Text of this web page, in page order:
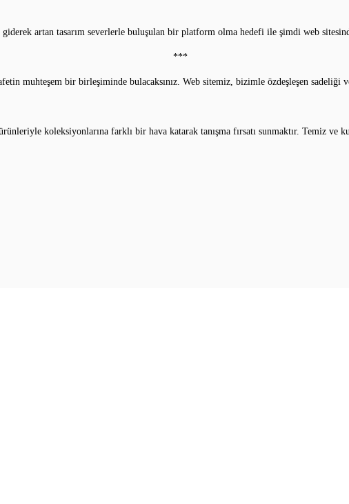
artan tasarım severlerle buluşulan bir platform olma hedefi ile şimdi web
***
muhteşem bir birleşiminde bulacaksınız. Web sitemiz, bizimle özdeşleşen
koleksiyonlarına farklı bir hava katarak tanışma fırsatı sunmaktır. Temiz ve